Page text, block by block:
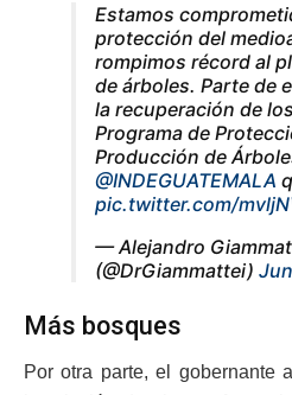
Estamos
protección del
rompimos récord al
de árboles. Parte de
la recuperación de
Programa de
Producción de
@INDEGUATEMALA
pic.twitter.com/
— Alejandro
(@DrGiammattei)
Más bosques
Por otra parte, el gobernante